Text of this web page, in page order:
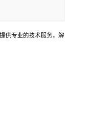
供专业的技术服务，解